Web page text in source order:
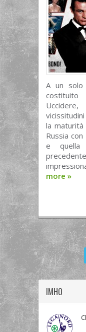
A un solo
la
Russia
e quella
more »
IMHO